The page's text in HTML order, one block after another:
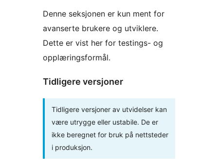
Denne seksjonen er kun ment for
avanserte brukere og utviklere.
Dette er vist her for testings- og
opplæringsformål.
Tidligere versjoner
Tidligere versjoner av utvidelser kan
være utrygge eller ustabile. De er
ikke beregnet for bruk på nettsteder
i produksjon.